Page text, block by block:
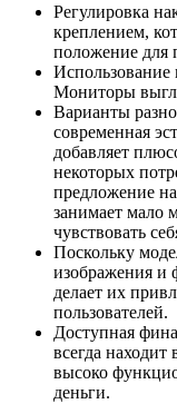
Регулировка
креплением,
положение для
Использование
Мониторы
Варианты
современная
добавляет
некоторых
предложение
занимает мало
чувствовать
Поскольку
изображения и
делает их
пользователей.
Доступная
всегда
высоко
деньги.